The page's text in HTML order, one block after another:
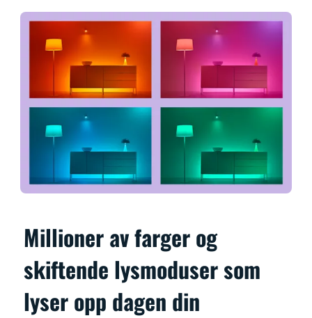
Millioner av farger og
skiftende lysmoduser som
lyser opp dagen din